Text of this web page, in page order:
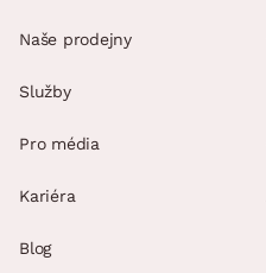
Naše prodejny
Služby
Pro média
Kariéra
Blog